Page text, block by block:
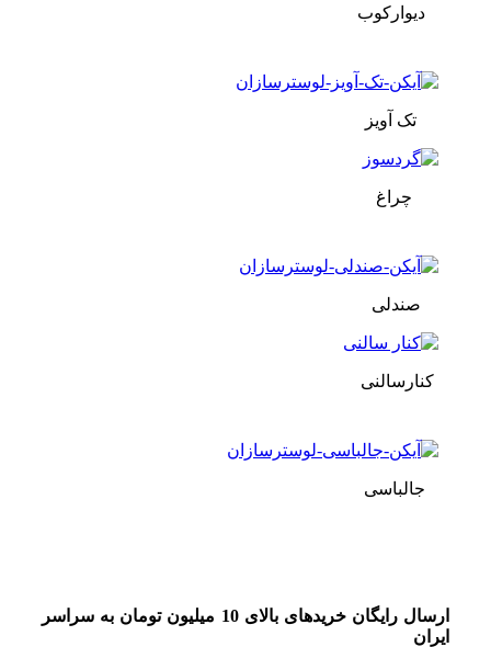
دیوارکوب
تک آویز
چراغ
صندلی
کنارسالنی
جالباسی
ارسال رایگان خریدهای بالای 10 میلیون تومان به سراسر
ایران